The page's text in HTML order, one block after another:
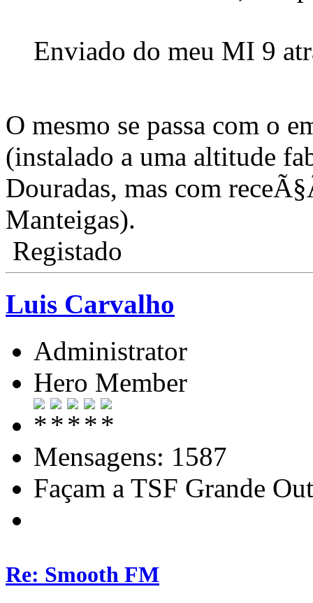
Enviado do meu MI 9
O mesmo se passa com o
(instalado a uma altitude
Douradas, mas com
Manteigas).
Registado
Luis Carvalho
Administrator
Hero Member
Mensagens: 1587
Façam a TSF Grande
Re: Smooth FM